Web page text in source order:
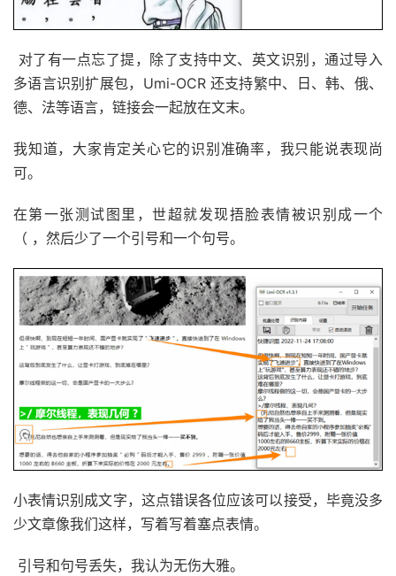
对了有一点忘了提，除了支持中文、英文识别，通过导入
多语言识别扩展包，Umi-OCR 还支持繁中、日、韩、俄、
德、法等语言，链接会一起放在文末。
我知道，大家肯定关心它的识别准确率，我只能说表现尚
可。
在第一张测试图里，世超就发现捂脸表情被识别成一个
（ ，然后少了一个引号和一个句号。
小表情识别成文字，这点错误各位应该可以接受，毕竟没多
少文章像我们这样，写着写着塞点表情。
引号和句号丢失，我认为无伤大雅。